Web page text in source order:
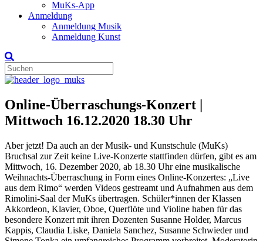
MuKs-App
Anmeldung
Anmeldung Musik
Anmeldung Kunst
Online-Überraschungs-Konzert |
Mittwoch 16.12.2020 18.30 Uhr
Aber jetzt! Da auch an der Musik- und Kunstschule (MuKs)
Bruchsal zur Zeit keine Live-Konzerte stattfinden dürfen, gibt es am
Mittwoch, 16. Dezember 2020, ab 18.30 Uhr eine musikalische
Weihnachts-Überraschung in Form eines Online-Konzertes: „Live
aus dem Rimo“ werden Videos gestreamt und Aufnahmen aus dem
Rimolini-Saal der MuKs übertragen. Schüler*innen der Klassen
Akkordeon, Klavier, Oboe, Querflöte und Violine haben für das
besondere Konzert mit ihren Dozenten Susanne Holder, Marcus
Kappis, Claudia Liske, Daniela Sanchez, Susanne Schwieder und